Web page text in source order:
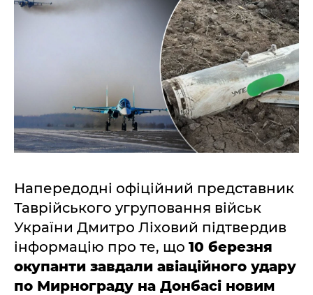
Напередодні офіційний представник
Таврійського угруповання військ
України Дмитро Ліховий підтвердив
інформацію про те, що 10 березня
окупанти завдали авіаційного удару
по Мирнограду на Донбасі новим